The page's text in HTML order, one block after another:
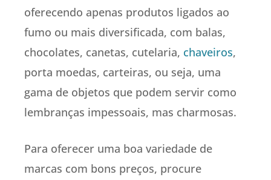
oferecendo apenas produtos ligados ao
fumo ou mais diversificada, com balas,
chocolates, canetas, cutelaria, chaveiros,
porta moedas, carteiras, ou seja, uma
gama de objetos que podem servir como
lembranças impessoais, mas charmosas.
Para oferecer uma boa variedade de
marcas com bons preços, procure